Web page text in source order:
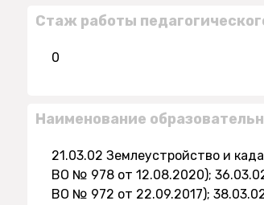
Стаж работы
0
Наименование
21.03.02 Землеустройство и
ВО № 978 от 12.08.2020);
ВО № 972 от 22.09.2017);